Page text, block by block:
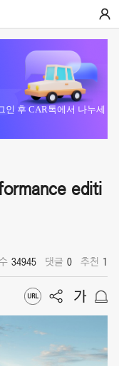
인 후 CAR톡에서 나누세
editi
34945 댓글 0 추천 1